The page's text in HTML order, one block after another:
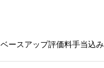
ースアップ評価料手当込み